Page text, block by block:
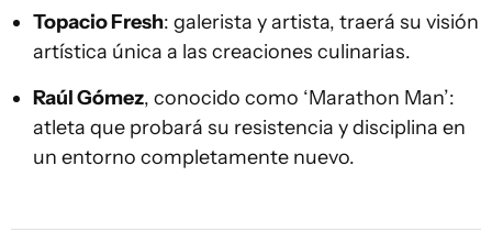
Topacio Fresh: galerista y artista, traerá su visión
artística única a las creaciones culinarias.
Raúl Gómez, conocido como ‘Marathon Man’:
atleta que probará su resistencia y disciplina en
un entorno completamente nuevo.